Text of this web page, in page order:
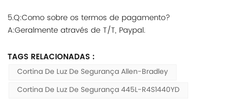
5.Q:Como sobre os termos de pagamento?
A:Geralmente através de T/T, Paypal.
TAGS RELACIONADAS :
Cortina De Luz De Segurança Allen-Bradley
Cortina De Luz De Segurança 445L-R4S1440YD